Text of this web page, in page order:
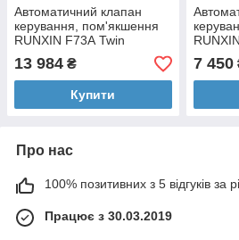
Автоматичний клапан
керування, пом'якшення
RUNXIN F73А Twin
13 984 ₴
Купити
7 450
Про нас
100% позитивних з 5 відгуків за
Працює з 30.03.2019